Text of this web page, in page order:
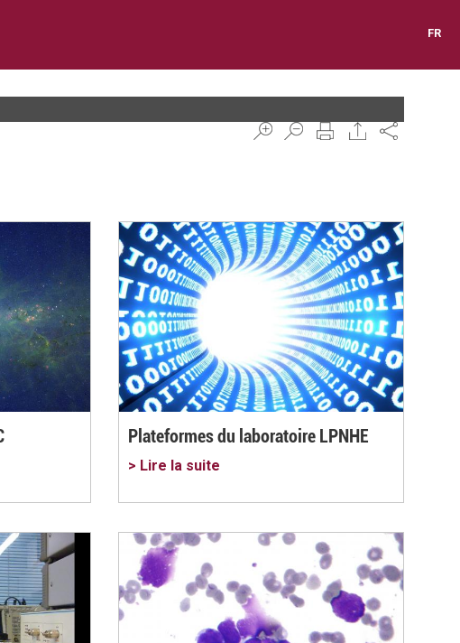
FR
Share
Plateformes du laboratoire LPNHE
> Lire la suite